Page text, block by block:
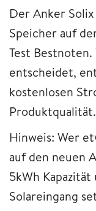
Der Anker
Speicher auf
Test
entscheidet,
kostenlosen
Produktqualität.
Hinweis: Wer
auf den neuen
5kWh
Solareingang